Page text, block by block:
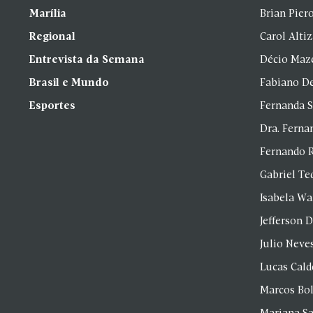
Marília
Regional
Entrevista da Semana
Brasil e Mundo
Esportes
Brian
Carol
Décio
Fabiano
Fernanda
Dra.
Fernando
Gabriel
Isabela
Jefferson
Julio
Lucas
Marcos